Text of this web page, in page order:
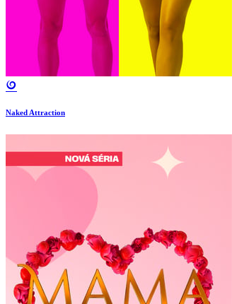
Naked Attraction